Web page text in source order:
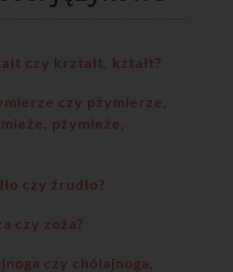
czy krztałt, kżtałt?
czy pżymierze,
pżymieże,
czy źrudło?
czy zoża?
czy chólajnoga,